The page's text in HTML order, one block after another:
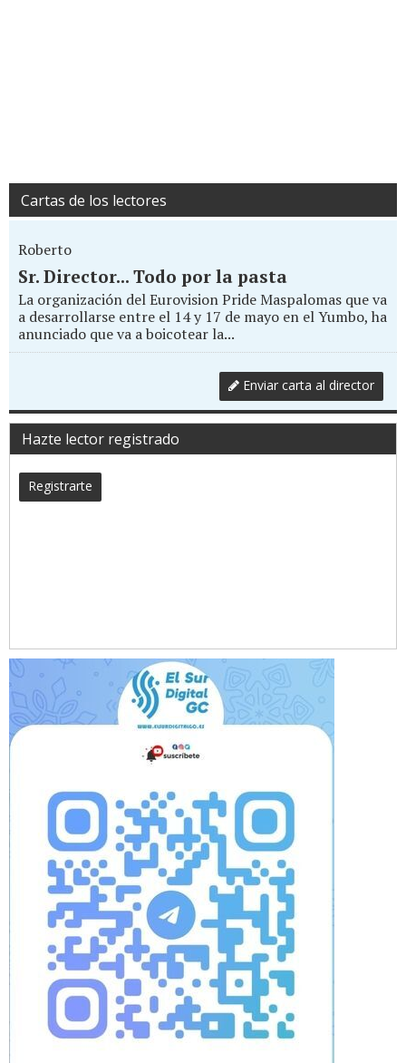
Cartas de los lectores
Roberto
Sr. Director... Todo por la pasta
La organización del Eurovision Pride Maspalomas que va
a desarrollarse entre el 14 y 17 de mayo en el Yumbo, ha
anunciado que va a boicotear la...
Enviar carta al director
Hazte lector registrado
Registrarte